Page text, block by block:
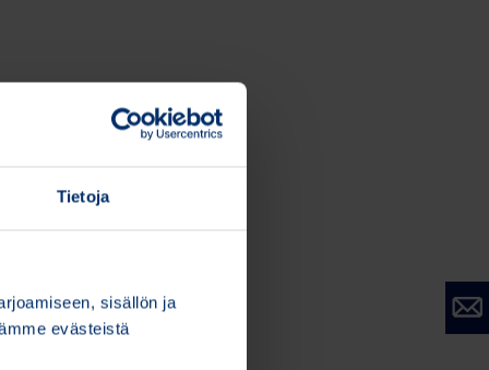
Tietoja
sisällön ja
evästeistä